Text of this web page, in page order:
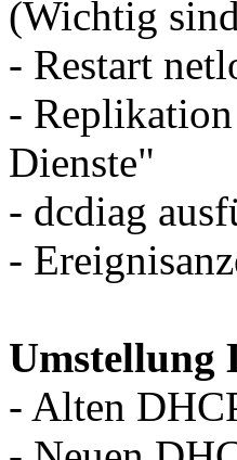
(Wichtig
- Restart
-
Dienste"
- dcdiag
-
Umstellung
- Alten